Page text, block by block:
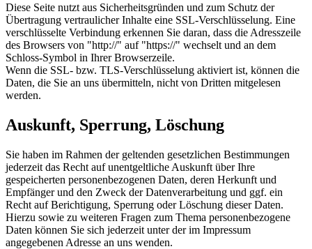
Diese Seite nutzt aus Sicherheitsgründen und zum Schutz der
Übertragung vertraulicher Inhalte eine SSL-Verschlüsselung. Eine
verschlüsselte Verbindung erkennen Sie daran, dass die Adresszeile
des Browsers von "http://" auf "https://" wechselt und an dem
Schloss-Symbol in Ihrer Browserzeile.
Wenn die SSL- bzw. TLS-Verschlüsselung aktiviert ist, können die
Daten, die Sie an uns übermitteln, nicht von Dritten mitgelesen
werden.
Auskunft, Sperrung, Löschung
Sie haben im Rahmen der geltenden gesetzlichen Bestimmungen
jederzeit das Recht auf unentgeltliche Auskunft über Ihre
gespeicherten personenbezogenen Daten, deren Herkunft und
Empfänger und den Zweck der Datenverarbeitung und ggf. ein
Recht auf Berichtigung, Sperrung oder Löschung dieser Daten.
Hierzu sowie zu weiteren Fragen zum Thema personenbezogene
Daten können Sie sich jederzeit unter der im Impressum
angegebenen Adresse an uns wenden.